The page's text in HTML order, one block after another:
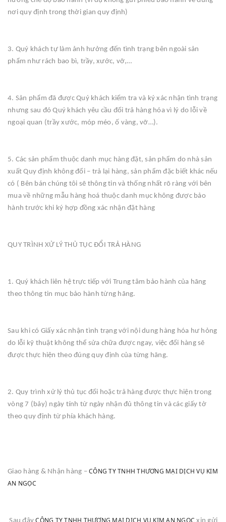
nơi quy định trong thời gian quy định)
3. Quý khách tự làm ảnh hưởng đến tình trạng bên ngoài sản
phẩm như rách bao bì, trầy, xước, vỡ,…
4. Sản phẩm đã được Quý khách kiểm tra và ký xác nhận tình trạng
nhưng sau đó Quý khách yêu cầu đổi trả hàng hóa vì lý do lỗi về
ngoại quan (trầy xước, móp méo, ố vàng, vỡ…).
5. Các sản phẩm thuộc danh mục hàng đặt, sản phẩm do nhà sản
xuất Quy định không đổi – trả lại hàng, sản phẩm đặc biết khác nếu
có ( Bên bán chúng tôi sẽ thông tin và thống nhất rõ ràng với bên
mua về những mẫu hàng hoá thuộc danh mục không được bảo
hành trước khi ký hợp đồng xác nhận đặt hàng
QUY TRÌNH XỬ LÝ THỦ TỤC ĐỔI TRẢ HÀNG
1. Quý khách liên hệ trực tiếp với Trung tâm bảo hành của hãng
theo thông tin mục bảo hành từng hãng.
Sau khi có Giấy xác nhận tình trạng với nội dung hàng hóa hư hỏng
do lỗi kỹ thuật không thể sửa chữa được ngay, việc đổi hàng sẽ
được thực hiện theo đúng quy định của từng hãng.
2. Quy trình xử lý thủ tục đổi hoặc trả hàng được thực hiện trong
vòng 7 (bảy) ngày tính từ ngày nhận đủ thông tin và các giấy tờ
theo quy định từ phía khách hàng.
Giao hàng & Nhận hàng – CÔNG TY TNHH THƯƠNG MẠI DỊCH VỤ KIM
AN NGỌC
CÔNG TY TNHH THƯƠNG MẠI DỊCH VỤ KIM AN NGỌC